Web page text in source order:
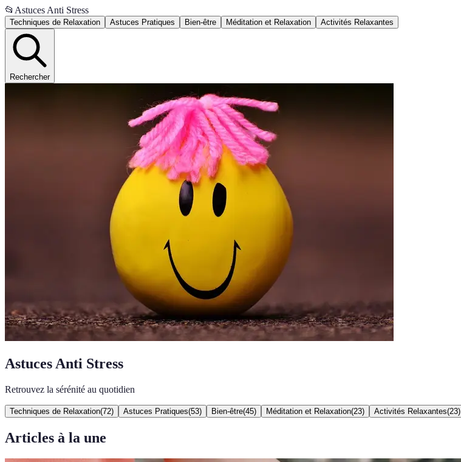
📂 Astuces Anti Stress
Techniques de Relaxation Astuces Pratiques Bien-être Méditation et Relaxation Activités Relaxantes
Rechercher
Astuces Anti Stress
Retrouvez la sérénité au quotidien
Techniques de Relaxation(72) Astuces Pratiques(53) Bien-être(45) Méditation et Relaxation(23) Activités Relaxantes(23)
Articles à la une